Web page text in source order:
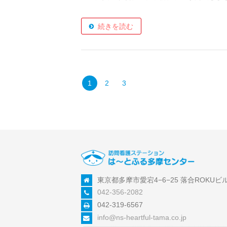
続きを読む
1 2 3
東京都多摩市愛宕4−6−25 落合ROKUビ
042-356-2082
042-319-6567
info@ns-heartful-tama.co.jp